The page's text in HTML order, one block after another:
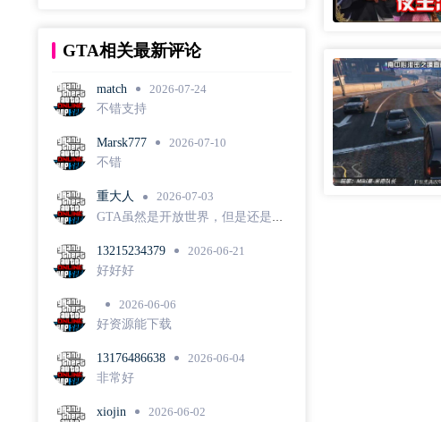
GTA相关最新评论
match
2026-07-24
不错支持
Marsk777
2026-07-10
不错
重大人
2026-07-03
GTA虽然是开放世界，但是还是有
推出的一系列任务中，这种线性任
务内容可重玩性低，其实能很好解
13215234379
2026-06-21
好好好
2026-06-06
好资源能下载
13176486638
2026-06-04
非常好
xiojin
2026-06-02